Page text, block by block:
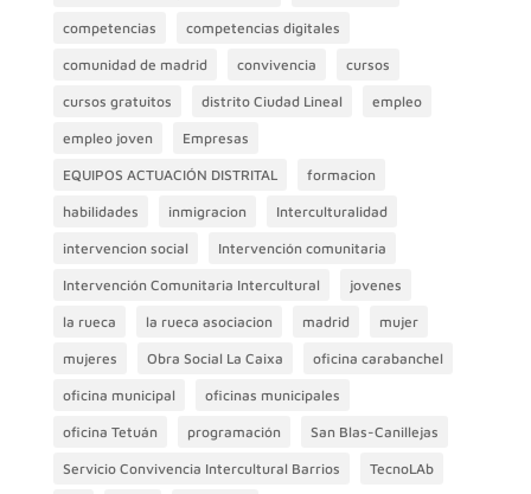
competencias competencias digitales
comunidad de madrid convivencia cursos
cursos gratuitos distrito Ciudad Lineal empleo
empleo joven Empresas
EQUIPOS ACTUACIÓN DISTRITAL formacion
habilidades inmigracion Interculturalidad
intervencion social Intervención comunitaria
Intervención Comunitaria Intercultural jovenes
la rueca la rueca asociacion madrid mujer
mujeres Obra Social La Caixa oficina carabanchel
oficina municipal oficinas municipales
oficina Tetuán programación San Blas-Canillejas
Servicio Convivencia Intercultural Barrios TecnoLAb